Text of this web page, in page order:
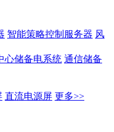
智能策略控制服务器 风
心储备电系统 通信储备
直流电源屏 更多>>